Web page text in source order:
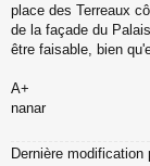
place des Terreaux
de la façade du
être faisable, bien
A+
nanar
Dernière modification